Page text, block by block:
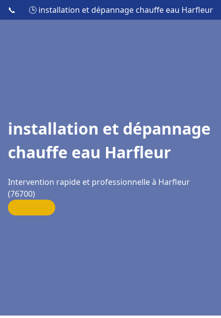
📞 🕒 installation et dépannage chauffe eau Harfleur
installation et dépannage
chauffe eau Harfleur
Intervention rapide et professionnelle à Harfleur
(76700)